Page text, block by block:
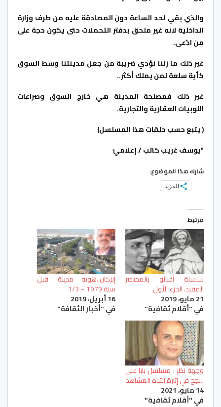
والذي بقي لحد الساعة دون المصادقة عليه من طرف وزارة
الداخلية لانه غير ملحق بدفتر التحملات حتى يكون حجة على
من ادّعى.
غير ذلك ما زلنا نؤدي ضريبة من جعل مدينتنا وسط السوق
كأية سلعة لمن يملك أكثر..
غير ذلك فمصلحة المدينة هي خارج السوق وصراعات
اللوبيات العقارية والتجارية.
( يتبع حسب حلقات هذا المسلسل)
*يوسف غريب كاتب / إعلاميّ
شارك هذا الموضوع:
المزيد
مرتبط
سلسلة أغبالو بالمختصر
المفيد، الجزء الأول
21 مايو، 2019
في "أقلام ثقافية"
إنزكان..هوية مدينة: قبل
سنة 1979 – 1/3
16 أبريل، 2019
في "أخبار الثقافة"
وجهة نظر : مسلسل بابا علي
..نجح في إثارة انتباه المشاهد
14 مايو، 2021
في "أقلام ثقافية"